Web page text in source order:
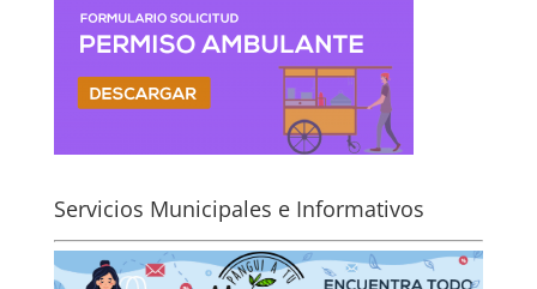
Servicios Municipales e Informativos